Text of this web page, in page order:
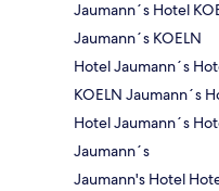
Jaumann´s Hotel
Jaumann´s KOELN
Hotel Jaumann´s
KOELN Jaumann´s
Hotel Jaumann´s
Jaumann´s
Jaumann's Hotel